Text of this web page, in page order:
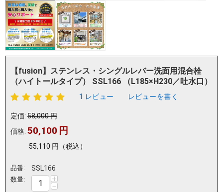
【fusion】ステンレス・シングルレバー洗面用混合栓
（ハイトールタイプ） SSL166 （L185×H230／吐水口）
1 レビュー レビューを書く
定価: 58,000円
価格: 50,100 円
55,110 円 （税込）
品番: SSL166
数量: +
−